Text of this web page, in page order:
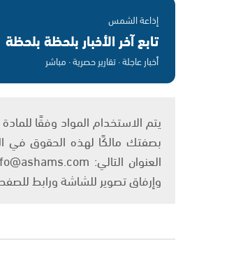
إذاعة الشمس
تابع آخر الأخبار بلحظة بلحظة
أخبار عاجلة · تقارير حصرية · مباشر
بصفتك مالكًا لهذه الحقوق في
وإرفاق تصوير للشاشة ورابط